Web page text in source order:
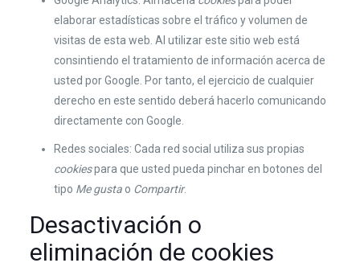
elaborar estadísticas sobre el tráfico y volumen de
visitas de esta web. Al utilizar este sitio web está
consintiendo el tratamiento de información acerca de
usted por Google. Por tanto, el ejercicio de cualquier
derecho en este sentido deberá hacerlo comunicando
directamente con Google.
Redes sociales: Cada red social utiliza sus propias
cookiespara que usted pueda pinchar en botones del
tipo Me gustao Compartir.
Desactivación o
eliminación de cookies